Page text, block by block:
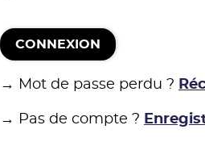
CONNEXION
→ Mot de passe perdu ?
→ Pas de compte ?